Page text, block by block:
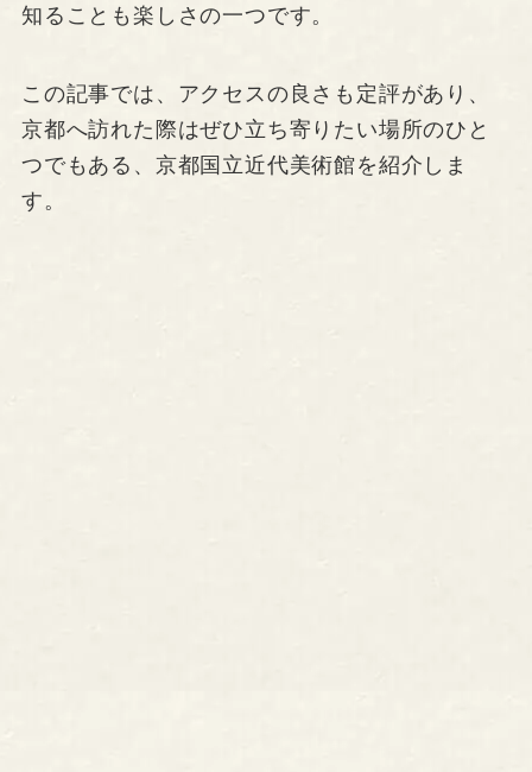
知ることも楽しさの一つです。
この記事では、アクセスの良さも定評があり、
京都へ訪れた際はぜひ立ち寄りたい場所のひと
つでもある、京都国立近代美術館を紹介しま
す。